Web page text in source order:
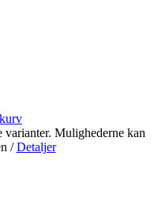
varianter. Mulighederne kan
/ Detaljer